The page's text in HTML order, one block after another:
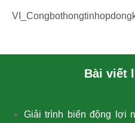
Bài viết
Giải trình biến động lợi